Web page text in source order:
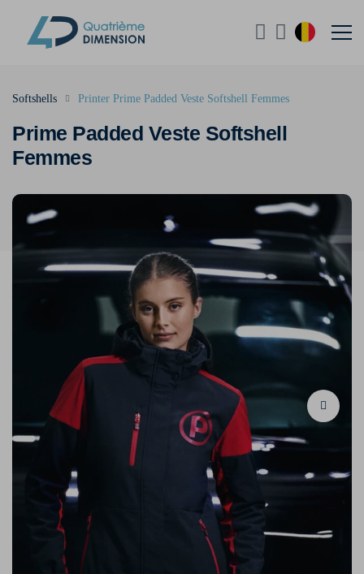
Prime Padded Veste Softshell
Femmes
Softshells Printer Prime Padded Veste Softshell Femmes